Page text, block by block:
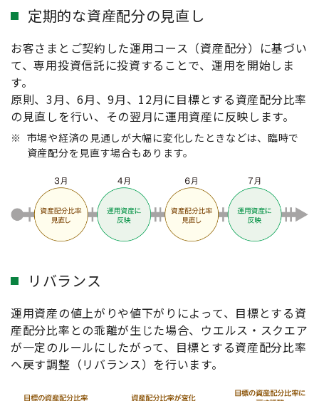
定期的な資産配分の見直し
お客さまとご契約した運用コース（資産配分）に基づい
て、専用投資信託に投資することで、運用を開始しま
す。
原則、3月、6月、9月、12月に目標とする資産配分比率
の見直しを行い、その翌月に運用資産に反映します。
※ 市場や経済の見通しが大幅に変化したときなどは、臨時で
資産配分を見直す場合もあります。
リバランス
運用資産の値上がりや値下がりによって、目標とする資
産配分比率との乖離が生じた場合、ウエルス・スクエア
が一定のルールにしたがって、目標とする資産配分比率
へ戻す調整（リバランス）を行います。